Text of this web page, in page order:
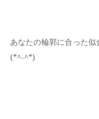
あなたの輪郭に合った
(*^-^*)